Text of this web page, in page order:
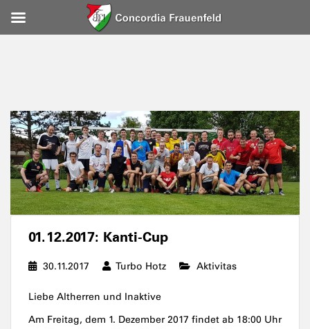
01.12.2017: Kanti-Cup
30.11.2017 Turbo Hotz Aktivitas
Liebe Altherren und Inaktive
Am Freitag, dem 1. Dezember 2017 findet ab 18:00 Uhr